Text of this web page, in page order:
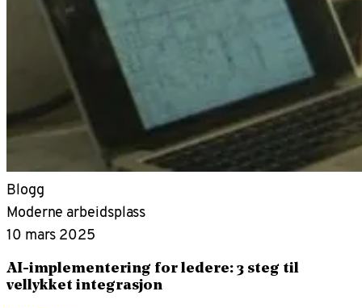
Blogg
Moderne arbeidsplass
10 mars 2025
AI-implementering for ledere: 3 steg til
vellykket integrasjon